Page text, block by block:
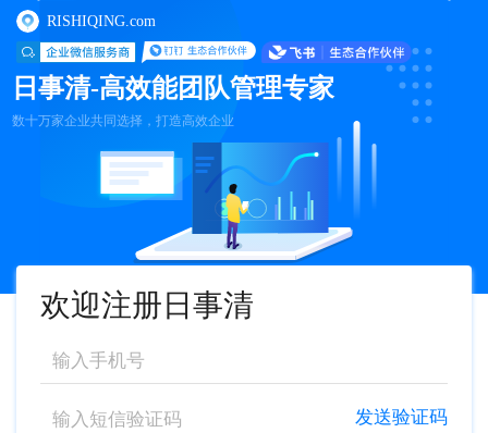
RISHIQING.com
日事清-高效能团队管理专家
数十万家企业共同选择，打造高效企业
欢迎注册日事清
发送验证码